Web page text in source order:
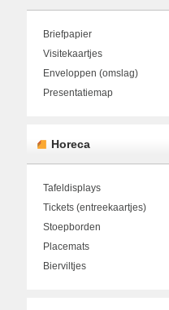
Briefpapier
Visitekaartjes
Enveloppen (omslag)
Presentatiemap
Horeca
Tafeldisplays
Tickets (entreekaartjes)
Stoepborden
Placemats
Bierviltjes